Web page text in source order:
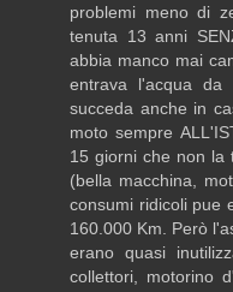
problemi meno di
tenuta 13 anni
abbia manco mai
entrava l'acqua da
succeda anche in
moto sempre
15 giorni che non la
(bella macchina,
consumi ridicoli pue
160.000 Km. Però
erano quasi
collettori, motorino